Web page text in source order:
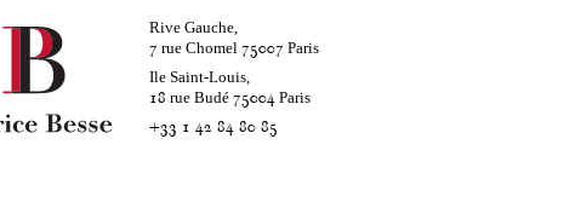
Rive Gauche,
7 rue Chomel 75007 Paris
Ile Saint-Louis,
18 rue Budé 75004Paris
+33 1 42 84 80 85